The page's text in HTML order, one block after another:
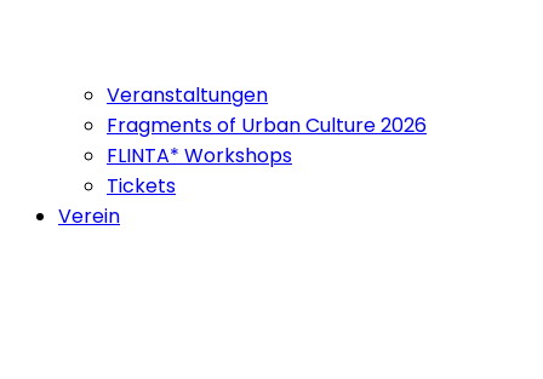
Veranstaltungen
Fragments of Urban Culture 2026
FLINTA* Workshops
Tickets
Verein